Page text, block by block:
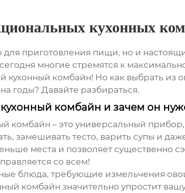
кухонных
для приготовления пищи, но и
многие стремятся к
кухонный комбайн! Но как выбрать из
годы? Давайте разбираться.
комбайн и зачем он
комбайн – это универсальный
замешивать тесто, варить супы и
места и позволяет существенно
со всем!
блюда, требующие измельчения
комбайн значительно упростит